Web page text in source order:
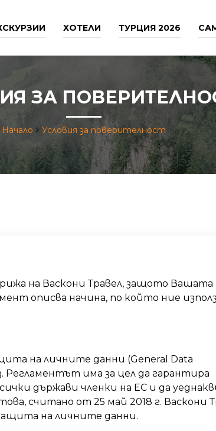
ХОТЕЛИ ТУРЦИЯ 2026
ЗА
Начало Условия за поверителност
на Васкони Травел, защото Вашата
описва начина, по който ние
на личните данни (General Data
Регламентът има за цел да гарантира
държави членки на ЕС и да
считано от 25 май 2018 г. Васкони
на личните данни.